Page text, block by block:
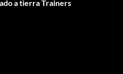
a tierra Trainers